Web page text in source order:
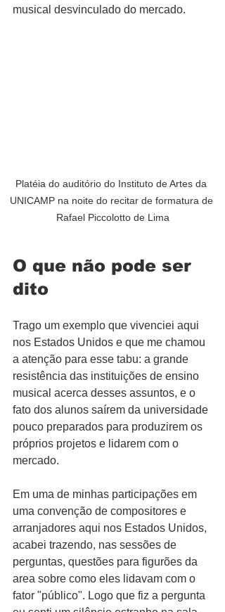
musical desvinculado do mercado.
Platéia do auditório do Instituto de Artes da
UNICAMP na noite do recitar de formatura de
Rafael Piccolotto de Lima
O que não pode ser
dito
Trago um exemplo que vivenciei aqui
nos Estados Unidos e que me chamou
a atenção para esse tabu: a grande
resistência das instituições de ensino
musical acerca desses assuntos, e o
fato dos alunos saírem da universidade
pouco preparados para produzirem os
próprios projetos e lidarem com o
mercado.
Em uma de minhas participações em
uma convenção de compositores e
arranjadores aqui nos Estados Unidos,
acabei trazendo, nas sessões de
perguntas, questões para figurões da
area sobre como eles lidavam com o
fator "público". Logo que fiz a pergunta